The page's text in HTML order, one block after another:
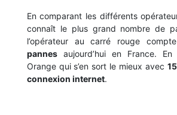
En comparant les différents
connaît le plus grand nombre de
l’opérateur au carré rouge
pannesaujourd’hui en France. En
Orange qui s’en sort le mieux avec
connexion internet.